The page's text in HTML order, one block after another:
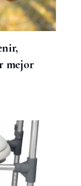
mejor